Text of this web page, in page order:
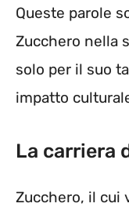
Queste parole
Zucchero nella
solo per il suo
impatto
La carriera
Zucchero, il cui